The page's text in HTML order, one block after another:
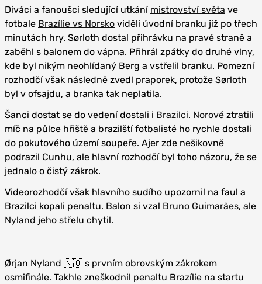
Diváci a fanoušci sledující utkání mistrovství světa ve
fotbale Brazílie vs Norsko viděli úvodní branku již po třech
minutách hry. Sørloth dostal přihrávku na pravé straně a
zaběhl s balonem do vápna. Přihrál zpátky do druhé vlny,
kde byl nikým neohlídaný Berg a vstřelil branku. Pomezní
rozhodčí však následně zvedl praporek, protože Sørloth
byl v ofsajdu, a branka tak neplatila.
Šanci dostat se do vedení dostali i Brazilci. Norové ztratili
míč na půlce hřiště a brazilští fotbalisté ho rychle dostali
do pokutového území soupeře. Ajer zde nešikovně
podrazil Cunhu, ale hlavní rozhodčí byl toho názoru, že se
jednalo o čistý zákrok.
Videorozhodčí však hlavního sudího upozornil na faul a
Brazilci kopali penaltu. Balon si vzal Bruno Guimarães, ale
Nyland jeho střelu chytil.
Ørjan Nyland 🇳🇴 s prvním obrovským zákrokem
osmifinále. Takhle zneškodnil penaltu Brazílie na startu